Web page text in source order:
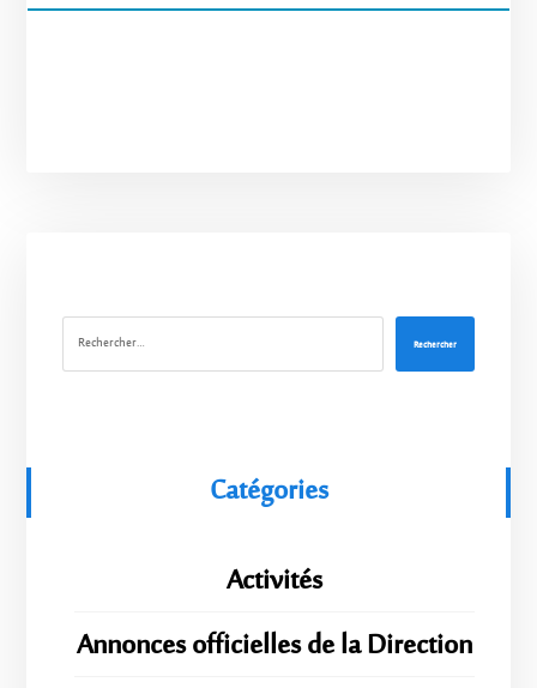
Rechercher
Catégories
Activités
Annonces officielles de la Direction